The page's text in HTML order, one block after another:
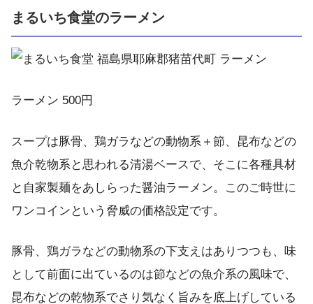
まるいち食堂のラーメン
ラーメン 500円
スープは豚骨、鶏ガラなどの動物系＋節、昆布などの
魚介乾物系と思われる清湯ベースで、そこに各種具材
と自家製麺をあしらった醤油ラーメン。このご時世に
ワンコインという脅威の価格設定です。
豚骨、鶏ガラなどの動物系の下支えはありつつも、味
として前面に出ているのは節などの魚介系の風味で、
昆布などの乾物系でさり気なく旨みを底上げしている